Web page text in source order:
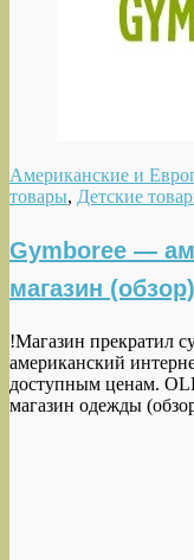
Американские и
товары, Детские
Gymboree —
магазин (обзор)
!Магазин прекратил
американский
доступным ценам.
магазин одежды